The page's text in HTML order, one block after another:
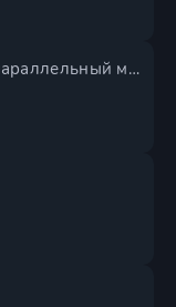
Рыцарь-скелет вступает в параллельный мир 2 сезон